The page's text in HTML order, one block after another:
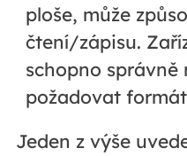
ploše, může
čtení/zápisu.
schopno správně
požadovat
Jeden z výše